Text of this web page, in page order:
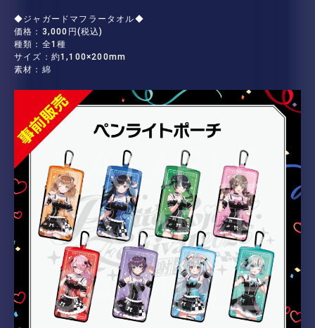
◆ジャガードマフラータオル◆
価格：3,000円(税込)
種類：全1種
サイズ：約1,100×200mm
素材：綿